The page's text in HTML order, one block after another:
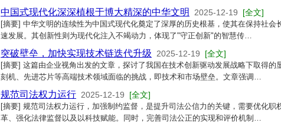
中国式现代化深深植根于博大精深的中华文明 2025-12-19 [全文]
[摘要] 中华文明的连续性为中国式现代化奠定了深厚的历史根基，使其在保持社会
速发展。其创新性则为现代化注入不竭动力，体现了"守正创新"的智慧传…
突破壁垒，加快实现技术链迭代升级 2025-12-19 [全文]
[摘要] 这篇由企业视角出发的文章，探讨了我国在技术创新驱动发展战略下取得的
刻机、先进芯片等高端技术领域面临的挑战，即技术和市场壁垒。文章强调…
规范司法权力运行 2025-12-19 [全文]
[摘要] 规范司法权力运行，加强制约监督，是提升司法公信力的关键，需要优化职
革、强化法律监督以及以科技赋能。同时，完善司法公正的实现和评价机制…